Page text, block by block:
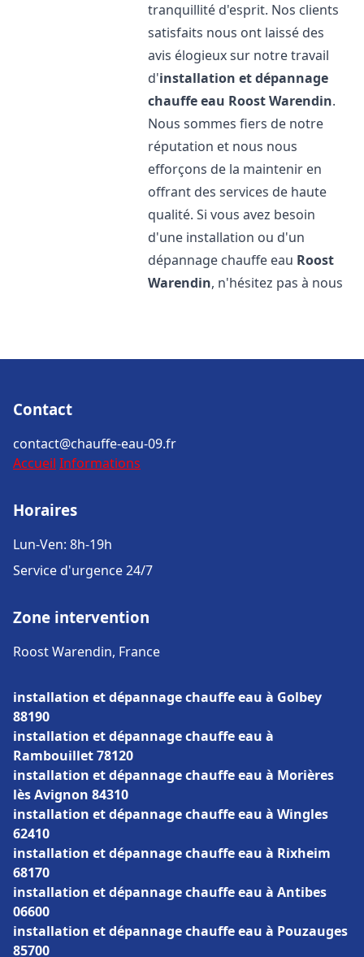
tranquillité d'esprit. Nos clients
satisfaits nous ont laissé des
avis élogieux sur notre travail
d'installation et dépannage
chauffe eau Roost Warendin.
Nous sommes fiers de notre
réputation et nous nous
efforçons de la maintenir en
offrant des services de haute
qualité. Si vous avez besoin
d'une installation ou d'un
dépannage chauffe eau Roost
Warendin, n'hésitez pas à nous
Contact
contact@chauffe-eau-09.fr
Accueil Informations
Horaires
Lun-Ven: 8h-19h
Service d'urgence 24/7
Zone intervention
Roost Warendin, France
installation et dépannage chauffe eau à Golbey
88190
installation et dépannage chauffe eau à
Rambouillet 78120
installation et dépannage chauffe eau à Morières
lès Avignon 84310
installation et dépannage chauffe eau à Wingles
62410
installation et dépannage chauffe eau à Rixheim
68170
installation et dépannage chauffe eau à Antibes
06600
installation et dépannage chauffe eau à Pouzauges
85700